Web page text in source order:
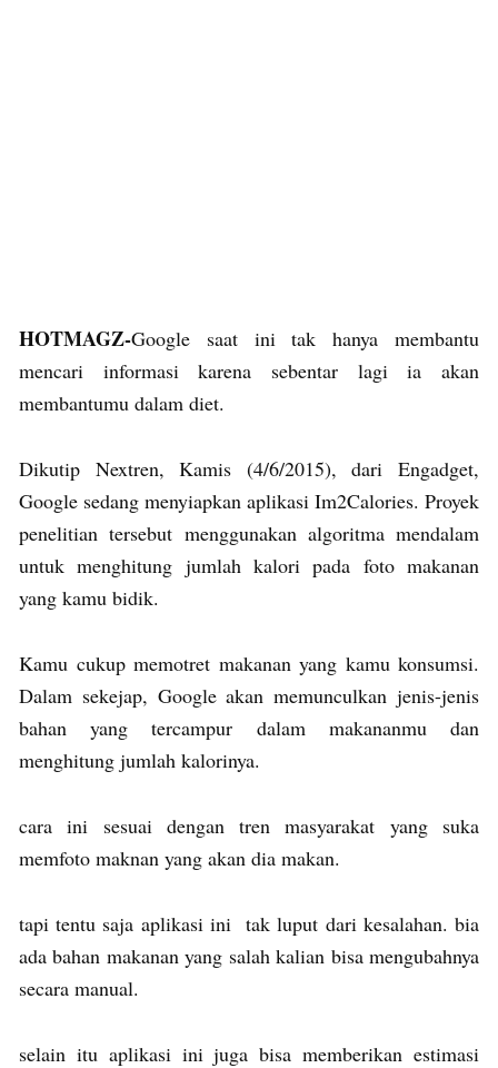
HOTMAGZ-Google saat ini tak hanya membantu
mencari informasi karena sebentar lagi ia akan
membantumu dalam diet.
Dikutip Nextren, Kamis (4/6/2015), dari Engadget,
Google sedang menyiapkan aplikasi Im2Calories. Proyek
penelitian tersebut menggunakan algoritma mendalam
untuk menghitung jumlah kalori pada foto makanan
yang kamu bidik.
Kamu cukup memotret makanan yang kamu konsumsi.
Dalam sekejap, Google akan memunculkan jenis-jenis
bahan yang tercampur dalam makananmu dan
menghitung jumlah kalorinya.
cara ini sesuai dengan tren masyarakat yang suka
memfoto maknan yang akan dia makan.
tapi tentu saja aplikasi ini tak luput dari kesalahan. bia
ada bahan makanan yang salah kalian bisa mengubahnya
secara manual.
selain itu aplikasi ini juga bisa memberikan estimasi